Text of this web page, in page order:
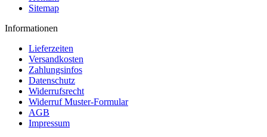
Sitemap
Informationen
Lieferzeiten
Versandkosten
Zahlungsinfos
Datenschutz
Widerrufsrecht
Widerruf Muster-Formular
AGB
Impressum